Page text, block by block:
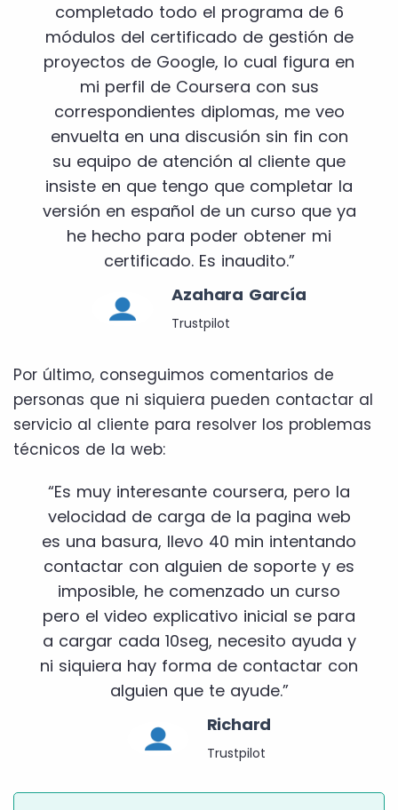
completado todo el programa de 6
módulos del certificado de gestión de
proyectos de Google, lo cual figura en
mi perfil de Coursera con sus
correspondientes diplomas, me veo
envuelta en una discusión sin fin con
su equipo de atención al cliente que
insiste en que tengo que completar la
versión en español de un curso que ya
he hecho para poder obtener mi
certificado. Es inaudito.”
Azahara García
Trustpilot
Por último, conseguimos comentarios de
personas que ni siquiera pueden contactar al
servicio al cliente para resolver los problemas
técnicos de la web:
“Es muy interesante coursera, pero la
velocidad de carga de la pagina web
es una basura, llevo 40 min intentando
contactar con alguien de soporte y es
imposible, he comenzado un curso
pero el video explicativo inicial se para
a cargar cada 10seg, necesito ayuda y
ni siquiera hay forma de contactar con
alguien que te ayude.”
Richard
Trustpilot